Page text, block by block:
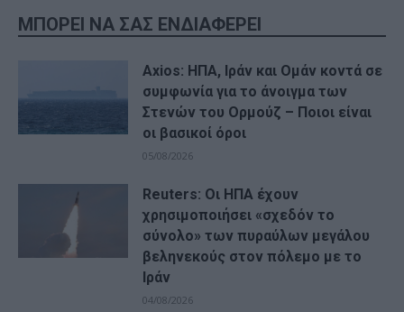
ΜΠΟΡΕΙ ΝΑ ΣΑΣ ΕΝΔΙΑΦΕΡΕΙ
Axios: ΗΠΑ, Ιράν και Ομάν κοντά σε
συμφωνία για το άνοιγμα των
Στενών του Ορμούζ – Ποιοι είναι
οι βασικοί όροι
05/08/2026
Reuters: Οι ΗΠΑ έχουν
χρησιμοποιήσει «σχεδόν το
σύνολο» των πυραύλων μεγάλου
βεληνεκούς στον πόλεμο με το
Ιράν
04/08/2026